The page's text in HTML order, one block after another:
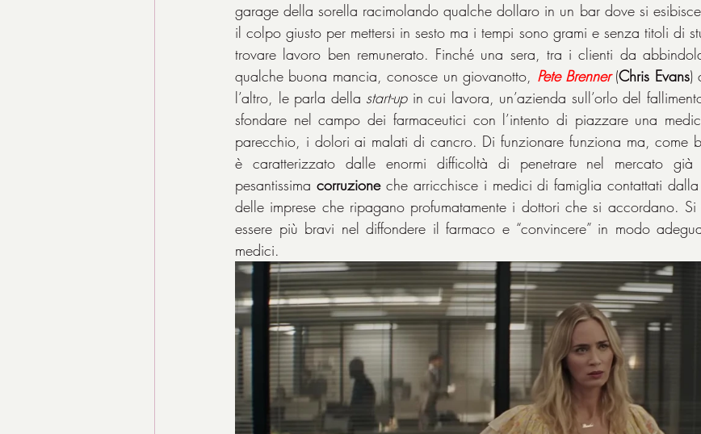
garage della sorella racimolando qualche dollaro in un bar dove si
il colpo giusto per mettersi in sesto ma i tempi sono grami e senza titoli di
trovare lavoro ben remunerato. Finché una sera, tra i clienti da
qualche buona mancia, conosce un giovanotto, Pete Brenner (Chris Evans)
l’altro, le parla della start-up in cui lavora, un’azienda sull’orlo del
sfondare nel campo dei farmaceutici con l’intento di piazzare una
parecchio, i dolori ai malati di cancro. Di funzionare funziona ma, come
è caratterizzato dalle enormi difficoltà di penetrare nel mercato
pesantissima corruzione che arricchisce i medici di famiglia contattati dalla
delle imprese che ripagano profumatamente i dottori che si accordano.
essere più bravi nel diffondere il farmaco e “convincere” in modo
medici.